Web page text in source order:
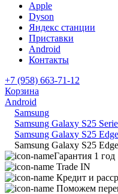
Apple
Dyson
Яндекс станции
Приставки
Android
Контакты
+7 (958) 663-71-12
Корзина
Android
Samsung
Samsung Galaxy S25
Samsung Galaxy S25 Edge
Samsung Galaxy S25
Гарантия 1 год
Trade IN
Кредит и
Поможем